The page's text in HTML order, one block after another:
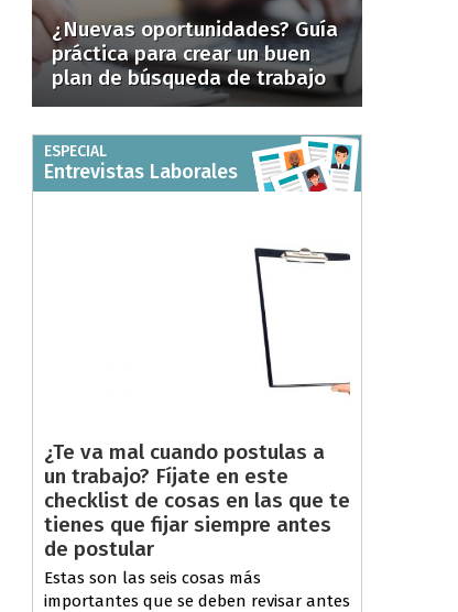
¿Nuevas oportunidades? Guía
práctica para crear un buen
plan de búsqueda de trabajo
ESPECIAL
Entrevistas Laborales
¿Te va mal cuando postulas a
un trabajo? Fíjate en este
checklist de cosas en las que te
tienes que fijar siempre antes
de postular
Estas son las seis cosas más
importantes que se deben revisar antes